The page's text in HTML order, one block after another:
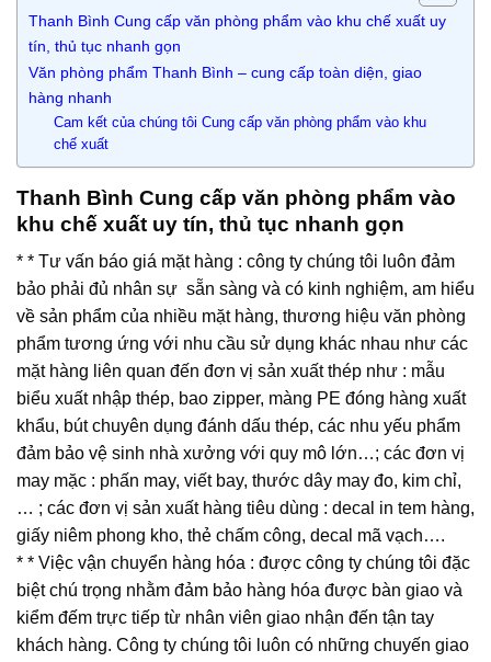
Thanh Bình Cung cấp văn phòng phẩm vào khu chế xuất uy
tín, thủ tục nhanh gọn
Văn phòng phẩm Thanh Bình – cung cấp toàn diện, giao
hàng nhanh
Cam kết của chúng tôi Cung cấp văn phòng phẩm vào khu
chế xuất
Thanh Bình Cung cấp văn phòng phẩm vào
khu chế xuất uy tín, thủ tục nhanh gọn
* * Tư vấn báo giá mặt hàng : công ty chúng tôi luôn đảm
bảo phải đủ nhân sự sẵn sàng và có kinh nghiệm, am hiểu
về sản phẩm của nhiều mặt hàng, thương hiệu văn phòng
phẩm tương ứng với nhu cầu sử dụng khác nhau như các
mặt hàng liên quan đến đơn vị sản xuất thép như : mẫu
biểu xuất nhập thép, bao zipper, màng PE đóng hàng xuất
khẩu, bút chuyên dụng đánh dấu thép, các nhu yếu phẩm
đảm bảo vệ sinh nhà xưởng với quy mô lớn…; các đơn vị
may mặc : phấn may, viết bay, thước dây may đo, kim chỉ,
… ; các đơn vị sản xuất hàng tiêu dùng : decal in tem hàng,
giấy niêm phong kho, thẻ chấm công, decal mã vạch….
* * Việc vận chuyển hàng hóa : được công ty chúng tôi đặc
biệt chú trọng nhằm đảm bảo hàng hóa được bàn giao và
kiểm đếm trực tiếp từ nhân viên giao nhận đến tận tay
khách hàng. Công ty chúng tôi luôn có những chuyến giao